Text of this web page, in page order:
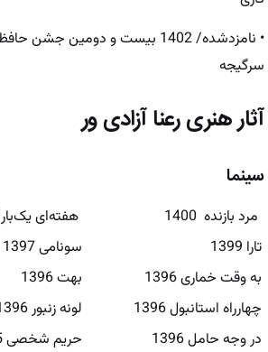
• نامزدشده/ 1402 بیست و دومین
سرگیجه
آثار هنری رعنا آزادی ور
سینما
مرد بازنده 1400
هفته‌ای یک‌بار
تارا 1399
سونامی 1397
به وقت خماری 1396
بهت 1396
چهارراه استانبول 1396
لونه زنبور 1396
در وجه حامل 1396
حریم شخصی 1395